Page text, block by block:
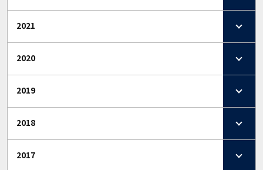
2021
2020
2019
2018
2017